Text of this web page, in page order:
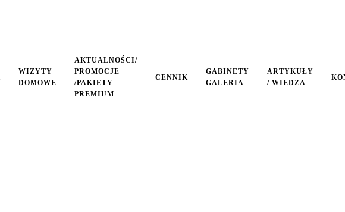
WIZYTY
DOMOWE
AKTUALNOŚCI/
PROMOCJE
/PAKIETY
PREMIUM
CENNIK
GABINETY
GALERIA
ARTYKUŁY
/ WIEDZA